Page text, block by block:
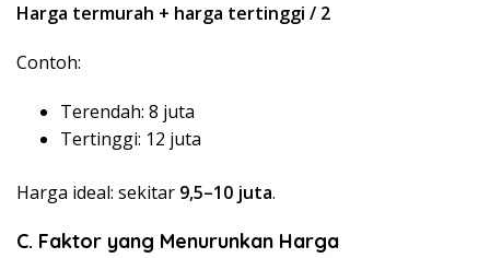
Harga termurah + harga tertinggi / 2
Contoh:
Terendah: 8 juta
Tertinggi: 12 juta
Harga ideal: sekitar 9,5–10 juta.
C. Faktor yang Menurunkan Harga